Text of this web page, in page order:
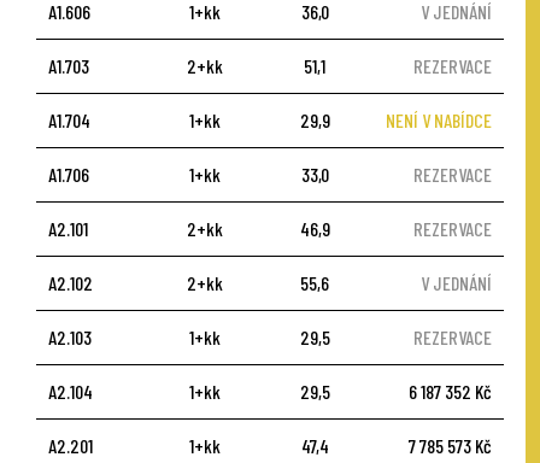
A1.606 1+kk 36,0 V JEDNÁNÍ
A1.703 2+kk 51,1 REZERVACE
A1.704 1+kk 29,9 NENÍ V NABÍDCE
A1.706 1+kk 33,0 REZERVACE
A2.101 2+kk 46,9 REZERVACE
A2.102 2+kk 55,6 V JEDNÁNÍ
A2.103 1+kk 29,5 REZERVACE
A2.104 1+kk 29,5 6 187 352 Kč
A2.201 1+kk 47,4 7 785 573 Kč